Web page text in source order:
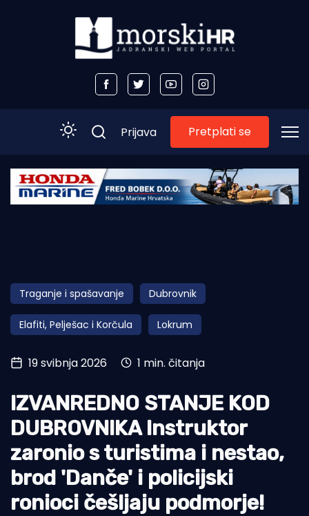
Početna
Obala
Otoci
Turizam i nautika
Pomorstvo
Ekologija
Tradicija i kultura
Prijava Pretplati se
Traganje i spašavanje Dubrovnik
Elafiti, Pelješac i Korčula Lokrum
19 svibnja 2026 1 min. čitanja
IZVANREDNO STANJE KOD
DUBROVNIKA Instruktor
zaronio s turistima i nestao,
brod 'Danče' i policijski
ronioci češljaju podmorje!